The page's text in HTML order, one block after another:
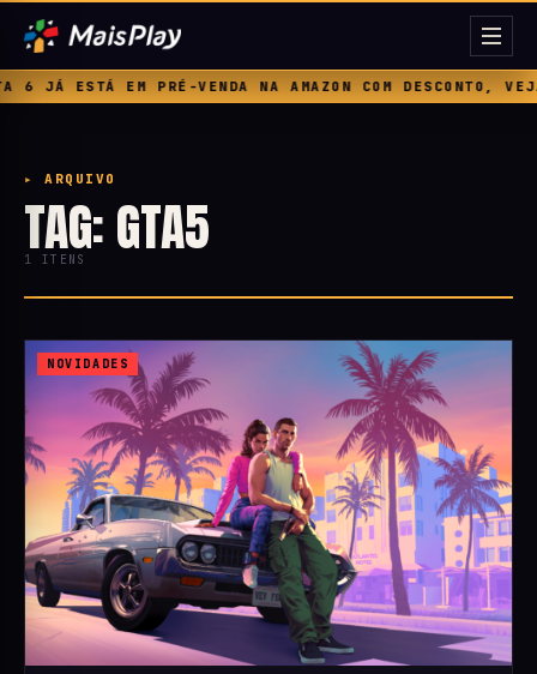
JÁ ESTÁ EM PRÉ-VENDA NA AMAZON COM DESCONTO,
▸ ARQUIVO
TAG: GTA5
1 ITENS
NOVIDADES